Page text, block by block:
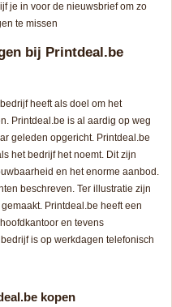
je in voor de nieuwsbrief om zo
te missen
bij Printdeal.be
heeft als doel om het
Printdeal.be is al aardig op weg
geleden opgericht. Printdeal.be
het bedrijf het noemt. Dit zijn
en het enorme aanbod.
beschreven. Ter illustratie zijn
Printdeal.be heeft een
en tevens
is op werkdagen telefonisch
kopen